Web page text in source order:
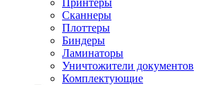
Принтеры
Сканнеры
Плоттеры
Биндеры
Ламинаторы
Уничтожители документов
Комплектующие